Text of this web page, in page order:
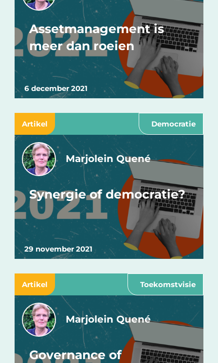
6 december 2021
Assetmanagement is
meer dan roeien
Artikel Democratie
29 november 2021
Marjolein Quené
Synergie of democratie?
Artikel Toekomstvisie
Marjolein Quené
Governance of